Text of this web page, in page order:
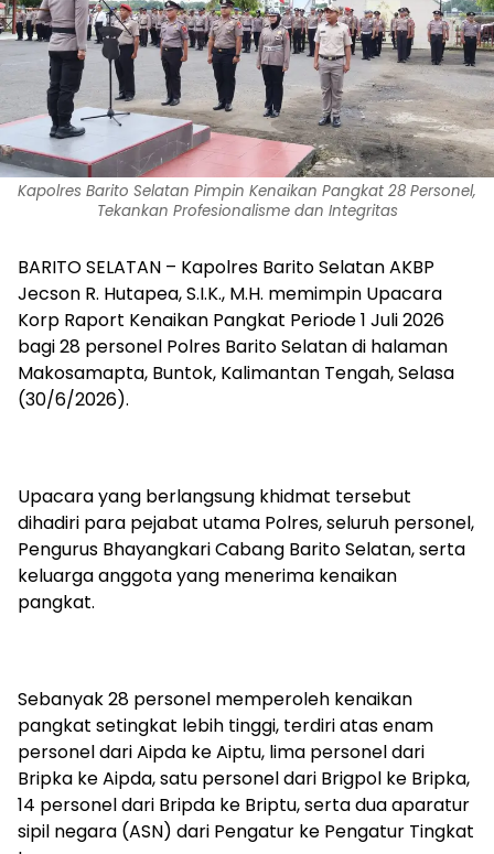
Kapolres Barito Selatan Pimpin Kenaikan Pangkat 28 Personel,
Tekankan Profesionalisme dan Integritas
BARITO SELATAN – Kapolres Barito Selatan AKBP
Jecson R. Hutapea, S.I.K., M.H. memimpin Upacara
Korp Raport Kenaikan Pangkat Periode 1 Juli 2026
bagi 28 personel Polres Barito Selatan di halaman
Makosamapta, Buntok, Kalimantan Tengah, Selasa
(30/6/2026).
‎Upacara yang berlangsung khidmat tersebut
dihadiri para pejabat utama Polres, seluruh personel,
Pengurus Bhayangkari Cabang Barito Selatan, serta
keluarga anggota yang menerima kenaikan
pangkat.
‎Sebanyak 28 personel memperoleh kenaikan
pangkat setingkat lebih tinggi, terdiri atas enam
personel dari Aipda ke Aiptu, lima personel dari
Bripka ke Aipda, satu personel dari Brigpol ke Bripka,
14 personel dari Bripda ke Briptu, serta dua aparatur
sipil negara (ASN) dari Pengatur ke Pengatur Tingkat